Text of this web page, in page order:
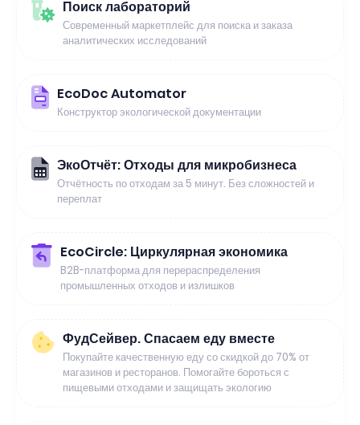
Поиск лабораторий
Современный маркетплейс для поиска и заказа
аналитических исследований
EcoDoc Automator
Конструктор экологической документации
ЭкоОтчёт: Отходы для микробизнеса
Отчётность по отходам за 5 минут. Без сложностей и
переплат
EcoCircle: Циркулярная экономика
B2B-платформа для перераспределения
промышленных отходов и излишков
ФудСейвер. Спасаем еду вместе
Покупайте качественную еду со скидкой до 70% от
магазинов и ресторанов. Помогайте бороться с
пищевыми отходами и защищать экологию